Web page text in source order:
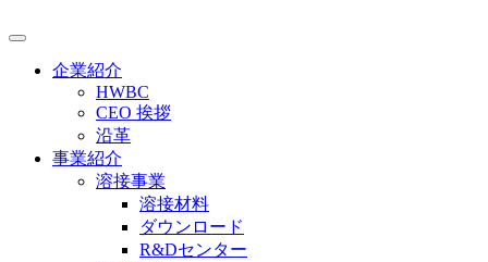
企業紹介
HWBC
CEO 挨拶
沿革
事業紹介
溶接事業
溶接材料
ダウンロード
R&Dセンター